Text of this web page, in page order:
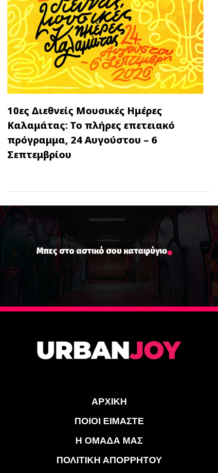
10ες Διεθνείς Μουσικές Ημέρες
Καλαμάτας: Το πλήρες επετειακό
πρόγραμμα, 24 Αυγούστου – 6
Σεπτεμβρίου
Μπες στο αστικό σου καταφύγιο
ΑΡΧΙΚΗ
ΠΟΙΟΙ ΕΙΜΑΣΤΕ
Η ΟΜΑΔΑ ΜΑΣ
ΠΟΛΙΤΙΚΗ ΑΠΟΡΡΗΤΟΥ